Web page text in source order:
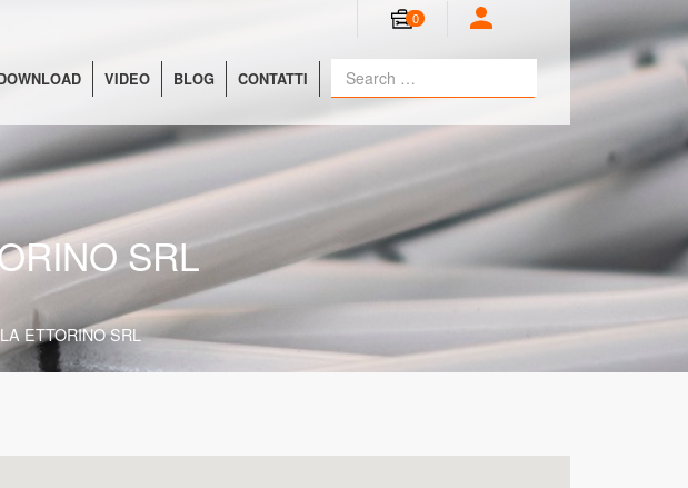
0
VIDEO BLOG CONTATTI
SRL
ETTORINO SRL